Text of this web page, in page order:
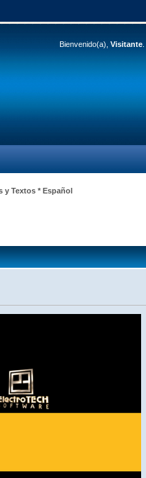
Bienvenido(a), Visitante.
y Textos * Español